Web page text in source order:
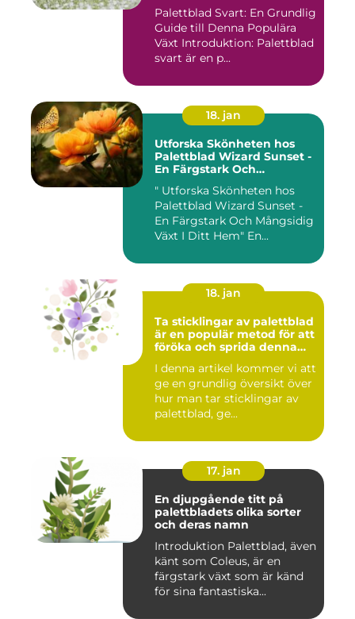
Palettblad Svart: En Grundlig
Guide till Denna Populära
Växt Introduktion: Palettblad
svart är en p...
18. jan
Utforska Skönheten hos
Palettblad Wizard Sunset -
En Färgstark Och
" Utforska Skönheten hos
Palettblad Wizard Sunset -
En Färgstark Och Mångsidig
Växt I Ditt Hem" En...
18. jan
Ta sticklingar av palettblad
är en populär metod för att
föröka och sprida denna
I denna artikel kommer vi att
ge en grundlig översikt över
hur man tar sticklingar av
palettblad, ge...
17. jan
En djupgående titt på
palettbladets olika sorter
och deras namn
Introduktion Palettblad, även
känt som Coleus, är en
färgstark växt som är känd
för sina fantastiska...